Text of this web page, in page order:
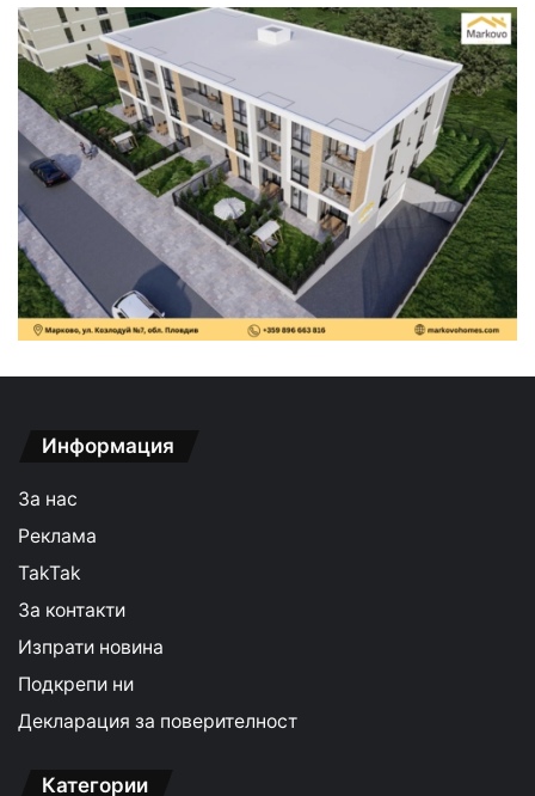
Информация
За нас
Реклама
TakTak
За контакти
Изпрати новина
Подкрепи ни
Декларация за поверителност
Категории